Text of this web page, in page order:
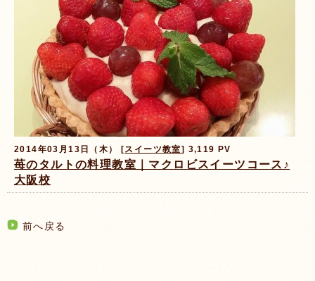
2014年03月13日（木） [スイーツ教室] 3,119 PV
苺のタルトの料理教室｜マクロビスイーツコース♪
大阪校
前へ戻る